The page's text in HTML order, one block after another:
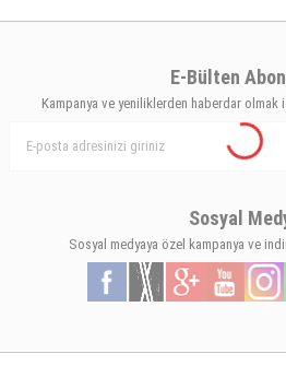
E-Bülten
Kampanya ve yeniliklerden haberdar olmak
Sosyal
Sosyal medyaya özel kampanya ve